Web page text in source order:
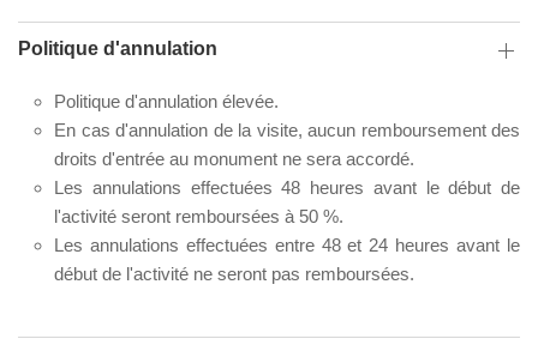
Politique d'annulation
Politique d'annulation élevée.
En cas d'annulation de la visite, aucun remboursement des
droits d'entrée au monument ne sera accordé.
Les annulations effectuées 48 heures avant le début de
l'activité seront remboursées à 50 %.
Les annulations effectuées entre 48 et 24 heures avant le
début de l'activité ne seront pas remboursées.